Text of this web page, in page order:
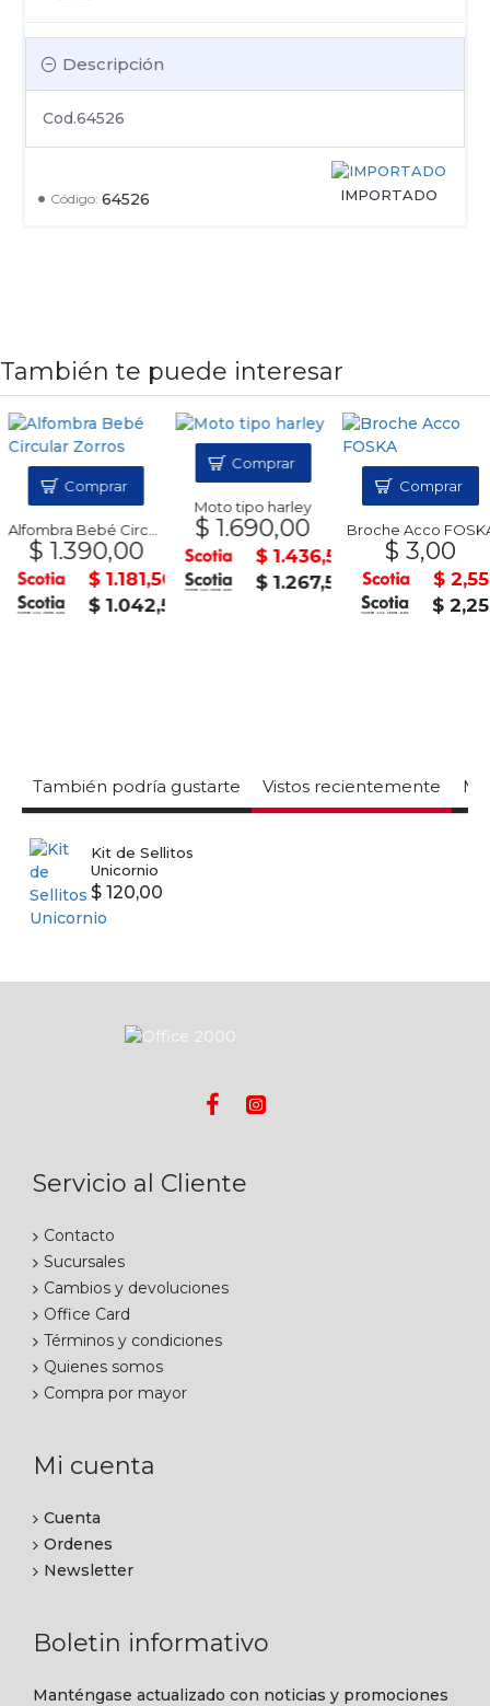
Código: 64526 IMPORTADO
Descripción
Cod.64526
También te puede interesar
Alfombra Bebé Circular Zorros
$ 1.390,00
$ 1.181,50
$ 1.042,50
Comprar
Moto tipo harley
$ 1.690,00
$ 1.436,50
$ 1.267,50
Comprar
Broche Acco FOSKA
$ 3,00
$ 2,55
$ 2,25
Comprar
También podría gustarte Vistos recientemente
Kit de Sellitos
Unicornio
$ 120,00
Servicio al Cliente
Contacto
Sucursales
Cambios y devoluciones
Office Card
Términos y condiciones
Quienes somos
Compra por mayor
Mi cuenta
Cuenta
Ordenes
Newsletter
Boletin informativo
Manténgase actualizado con noticias y promociones